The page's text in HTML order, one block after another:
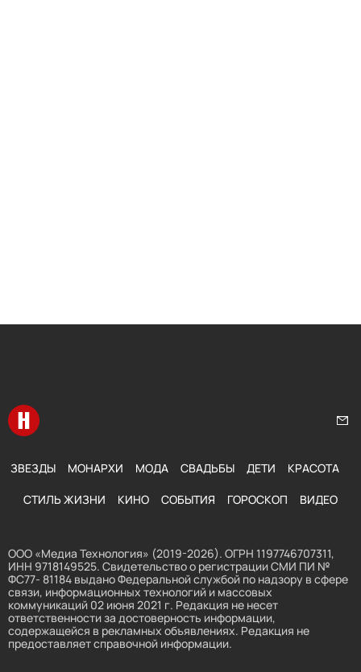
Перейти на главную
ЗВЕЗДЫ МОНАРХИ МОДА СВАДЬБЫ ДЕТИ КРАСОТА
СТИЛЬ ЖИЗНИ КИНО СОБЫТИЯ ГОРОСКОП ВИДЕО
ООО «Медиа Технология» (2019-2026). ОГРН 1197746707311,
ИНН 9718149525. Свидетельство о регистрации СМИ ПИ №
ФС77- 81184 выдано Федеральной службой по надзору в сфере
связи, информационных технологий и массовых
коммуникаций 02 июня 2021 г. Редакция не несет
ответственности за достоверность информации,
содержащейся в рекламных объявлениях. Редакция не
предоставляет справочной информации.